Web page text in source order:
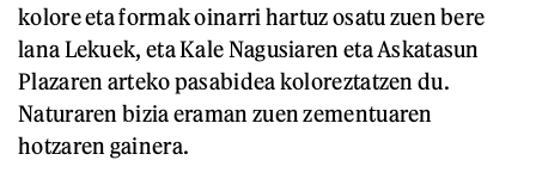
kolore eta formak oinarri hartuz osatu zuen bere
lana Lekuek, eta Kale Nagusiaren eta Askatasun
Plazaren arteko pasabidea koloreztatzen du.
Naturaren bizia eraman zuen zementuaren
hotzaren gainera.